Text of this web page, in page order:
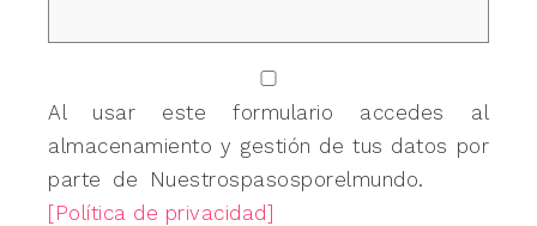
Al usar este formulario accedes al
almacenamiento y gestión de tus datos por
parte de Nuestrospasosporelmundo.
[Política de privacidad]